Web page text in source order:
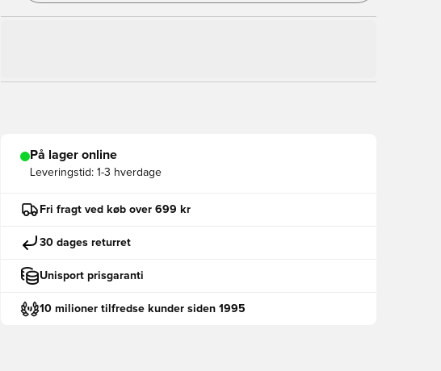
På lager online
Leveringstid: 1-3 hverdage
Fri fragt ved køb over 699 kr
30 dages returret
Unisport prisgaranti
10 milioner tilfredse kunder siden 1995